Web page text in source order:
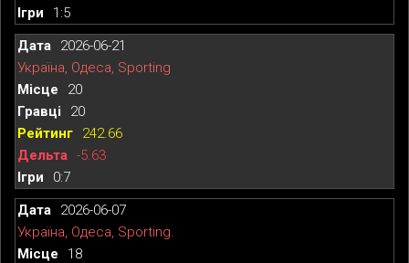
1:5
2026-06-21
Україна, Одеса, Sporting
20
20
242.66
-5.63
0:7
2026-06-07
Україна, Одеса, Sporting.
18